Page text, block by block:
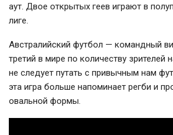
аут. Двое открытых геев играют в
лиге.
Австралийский футбол — командный
третий в мире по количеству зрителей
не следует путать с привычным нам
эта игра больше напоминает регби и
овальной формы.